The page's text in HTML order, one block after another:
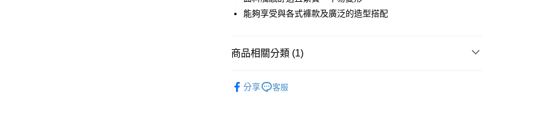
Google Pay
付款後全家取貨
能夠享受與各式褲款及廣泛的造型搭配
商品相關分類 (1)
分享
客服